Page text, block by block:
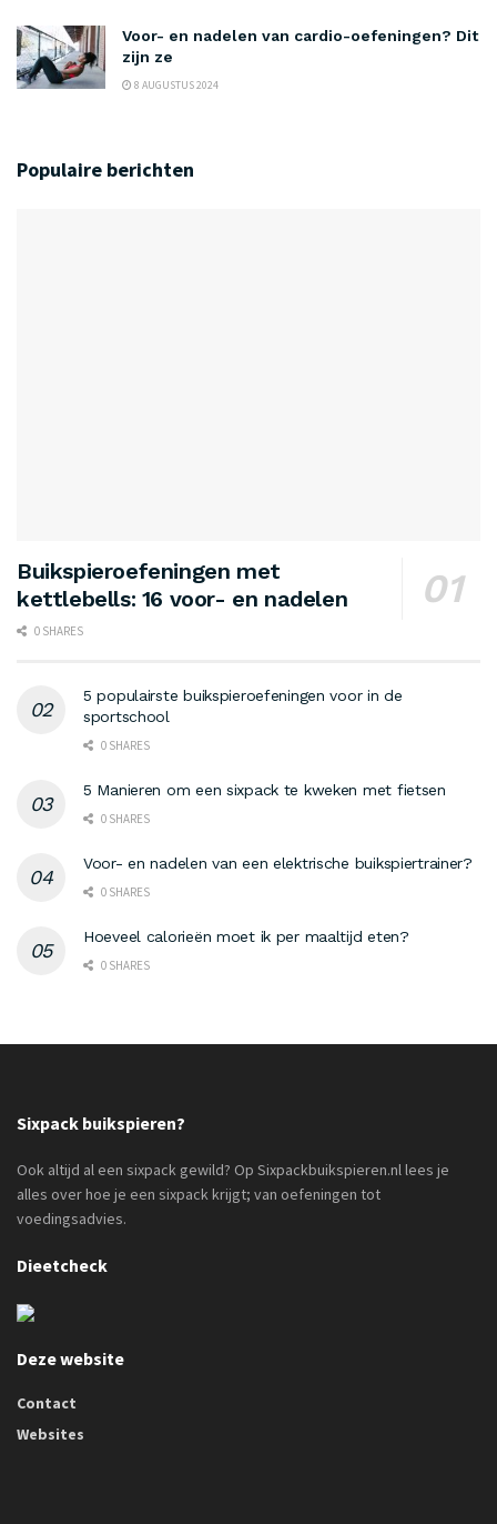
Voor- en nadelen van cardio-oefeningen? Dit
zijn ze
8 AUGUSTUS 2024
Populaire berichten
Buikspieroefeningen met
kettlebells: 16 voor- en nadelen
0 SHARES
5 populairste buikspieroefeningen voor in de
sportschool
0 SHARES
5 Manieren om een sixpack te kweken met fietsen
0 SHARES
Voor- en nadelen van een elektrische buikspiertrainer?
0 SHARES
Hoeveel calorieën moet ik per maaltijd eten?
0 SHARES
Sixpack buikspieren?
Ook altijd al een sixpack gewild? Op Sixpackbuikspieren.nl lees je
alles over hoe je een sixpack krijgt; van oefeningen tot
voedingsadvies.
Dieetcheck
Deze website
Contact
Websites